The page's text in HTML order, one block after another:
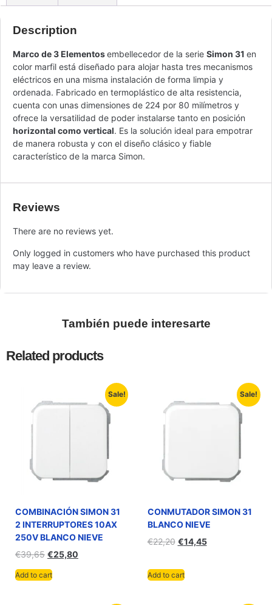
Description
Marco de 3 Elementosembellecedor de la serie Simon 31 en
color marfil está diseñado para alojar hasta tres mecanismos
eléctricos en una misma instalación de forma limpia y
ordenada. Fabricado en termoplástico de alta resistencia,
cuenta con unas dimensiones de 224 por 80 milímetros y
ofrece la versatilidad de poder instalarse tanto en posición
horizontal como vertical. Es la solución ideal para empotrar
de manera robusta y con el diseño clásico y fiable
característico de la marca Simon.
Reviews
There are no reviews yet.
Only logged in customers who have purchased this product
may leave a review.
También puede interesarte
Related products
Sale!
COMBINACIÓN SIMON 31
2 INTERRUPTORES 10AX
250V BLANCO NIEVE
€39,65 €25,80
Add to cart
Sale!
CONMUTADOR SIMON 31
BLANCO NIEVE
€22,20 €14,45
Add to cart